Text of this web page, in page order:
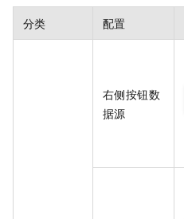
分类 配置
右侧按钮数
据源